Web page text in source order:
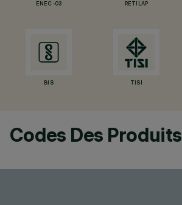
ENEC-03 RETILAP
BIS TISI
Codes Des Produits